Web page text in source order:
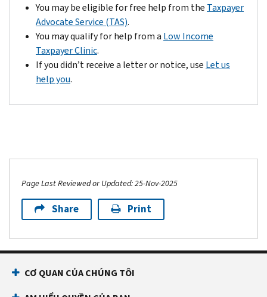
You may be eligible for free help from the Taxpayer
Advocate Service (TAS).
You may qualify for help from a Low Income
Taxpayer Clinic.
If you didn’t receive a letter or notice, use Let us
help you.
Page Last Reviewed or Updated: 25-Nov-2025
Share Print
CƠ QUAN CỦA CHÚNG TÔI